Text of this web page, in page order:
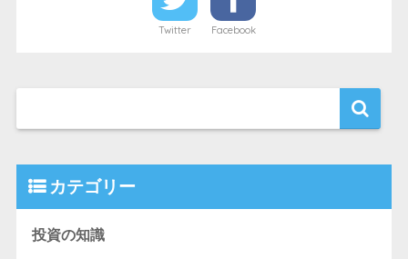
Twitter Facebook
カテゴリー
投資の知識